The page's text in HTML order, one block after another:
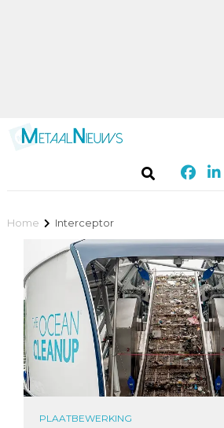
Home Interceptor
PLAATBEWERKING